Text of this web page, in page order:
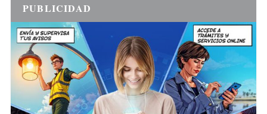
PUBLICIDAD